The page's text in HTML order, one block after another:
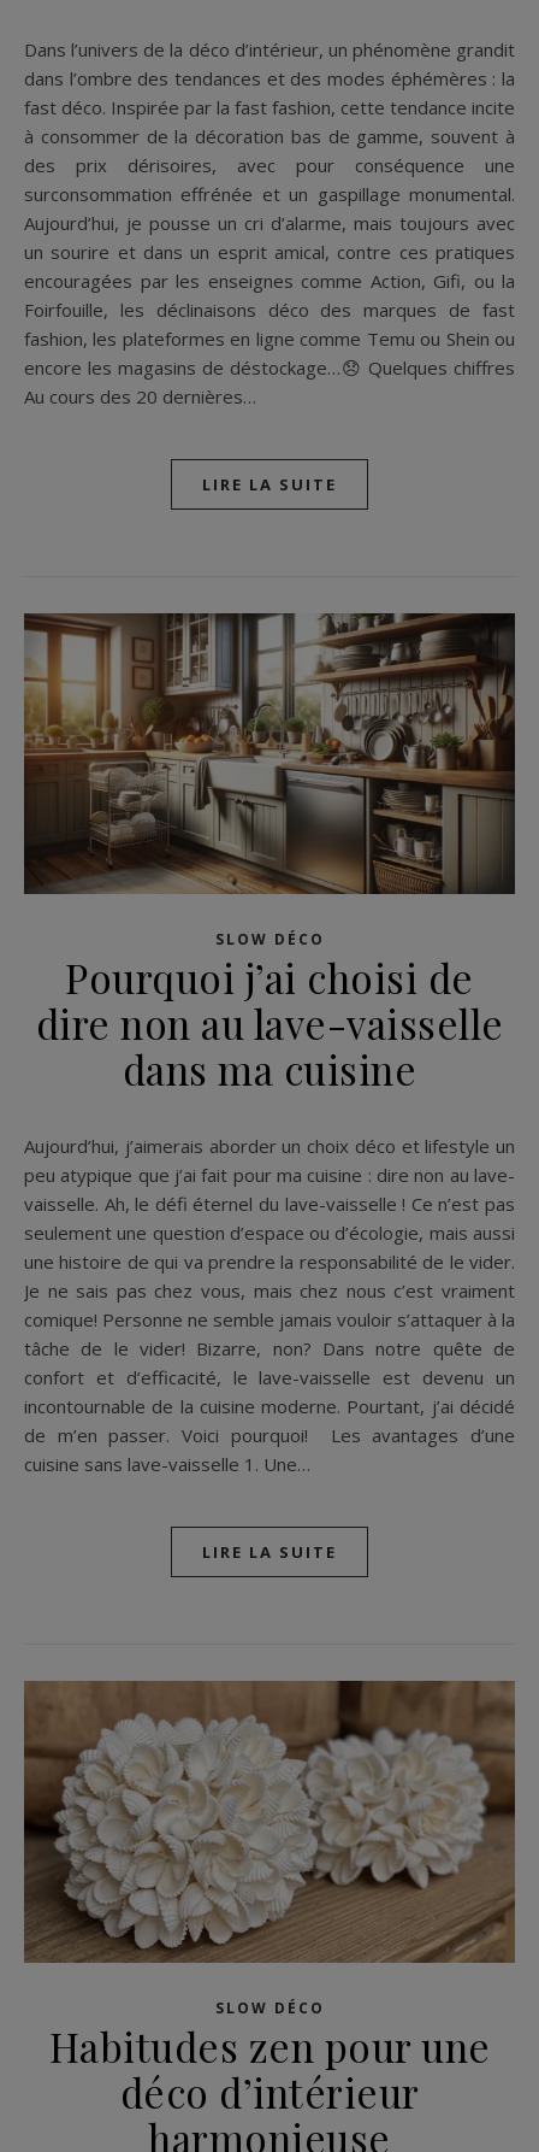
Dans l’univers de la déco d’intérieur, un phénomène grandit
dans l’ombre des tendances et des modes éphémères : la
fast déco. Inspirée par la fast fashion, cette tendance incite
à consommer de la décoration bas de gamme, souvent à
des prix dérisoires, avec pour conséquence une
surconsommation effrénée et un gaspillage monumental.
Aujourd’hui, je pousse un cri d’alarme, mais toujours avec
un sourire et dans un esprit amical, contre ces pratiques
encouragées par les enseignes comme Action, Gifi, ou la
Foirfouille, les déclinaisons déco des marques de fast
fashion, les plateformes en ligne comme Temu ou Shein ou
encore les magasins de déstockage…😞 Quelques chiffres
Au cours des 20 dernières…
LIRE LA SUITE
SLOW DÉCO
Pourquoi j’ai choisi de
dire non au lave-vaisselle
dans ma cuisine
Aujourd’hui, j’aimerais aborder un choix déco et lifestyle un
peu atypique que j’ai fait pour ma cuisine : dire non au lave-
vaisselle. Ah, le défi éternel du lave-vaisselle ! Ce n’est pas
seulement une question d’espace ou d’écologie, mais aussi
une histoire de qui va prendre la responsabilité de le vider.
Je ne sais pas chez vous, mais chez nous c’est vraiment
comique! Personne ne semble jamais vouloir s’attaquer à la
tâche de le vider! Bizarre, non? Dans notre quête de
confort et d’efficacité, le lave-vaisselle est devenu un
incontournable de la cuisine moderne. Pourtant, j’ai décidé
de m’en passer. Voici pourquoi! Les avantages d’une
cuisine sans lave-vaisselle 1. Une…
LIRE LA SUITE
SLOW DÉCO
Habitudes zen pour une
déco d’intérieur
harmonieuse